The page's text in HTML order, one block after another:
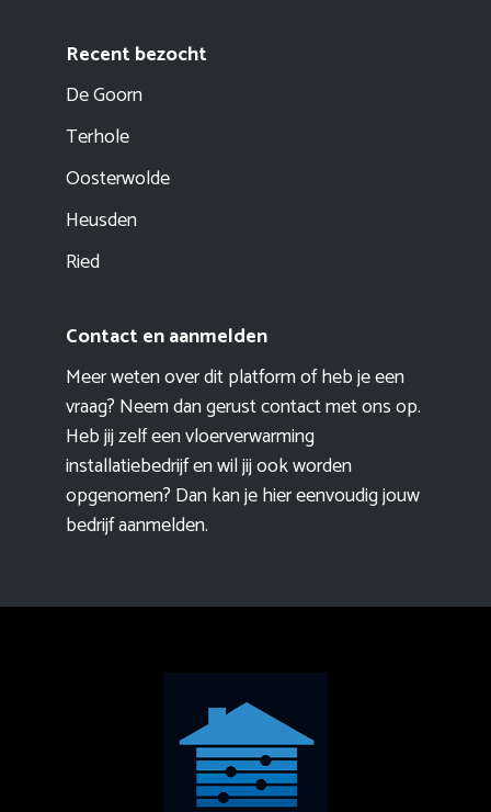
Recent bezocht
De Goorn
Terhole
Oosterwolde
Heusden
Ried
Contact en aanmelden
Meer weten over dit platform of heb je een
vraag? Neem dan gerust contact met ons op.
Heb jij zelf een vloerverwarming
installatiebedrijf en wil jij ook worden
opgenomen? Dan kan je hier eenvoudigjouw
bedrijf aanmelden.